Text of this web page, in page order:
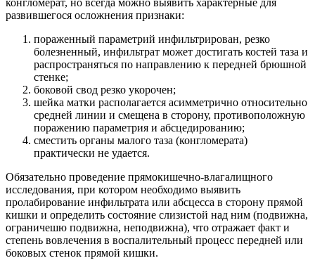
конгломерат, но всегда можно выявить характерные для
развившегося осложнения признаки:
пораженный параметрий инфильтрирован, резко
болезненный, инфильтрат может достигать костей таза и
распространяться по направлению к передней брюшной
стенке;
боковой свод резко укорочен;
шейка матки располагается асимметрично относительно
средней линии и смещена в сторону, противоположную
поражению параметрия и абсцедированию;
сместить органы малого таза (конгломерата)
практически не удается.
Обязательно проведение прямокишечно-влагалищного
исследования, при котором необходимо выявить
пролабирование инфильтрата или абсцесса в сторону прямой
кишки и определить состояние слизистой над ним (подвижна,
ограничешю подвижна, неподвижна), что отражает факт и
степень вовлечения в воспалительный процесс передней или
боковых стенок прямой кишки.